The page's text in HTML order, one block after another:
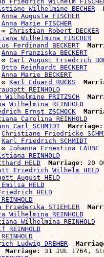
Wilhelmine BECHER
Anna Auguste FISCHER
Anna Marie FISCHER
∞
Christian Robert DECKER
Wilhelmina FISCHER
Ferdinand BECKERT
Anna Franziska BECKERT
∞
Carl August Friedrich
Otto Reinhardt BECKERT
Anna Marie BECKERT
∞
Karl Eduard RUCKS
REINHOLD
FRITZSCH
Wilhelmina REINHOLD
Ernst ZSCHOCK
Carolina REINHOLD
Carl SCHMIDT Marriage:
Christiane Friedricke
Karl Friedrich SCHMIDT
∞
Johanna Ernestina LAUBE
REINHOLD
HELD Marriage:
20
Friedrich Wilhelm HELD
August HELD
HELD
HELD
STIEHLER
Wilhelmina REINHOLD
Wilhelmina REINHOLD
Ludwig DREHER
Marriage:
31 JUL 1764,